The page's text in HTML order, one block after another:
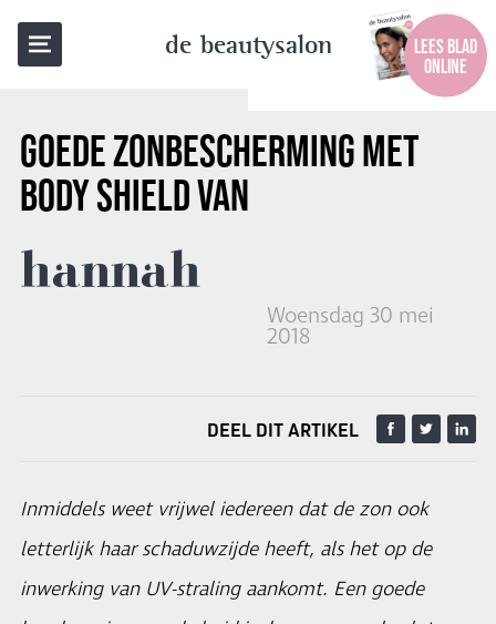
de beautysalon
LEES BLAD
ONLINE
GOEDE ZONBESCHERMING MET
BODY SHIELD VAN
hannah
Woensdag 30 mei
2018
TERUG NAAR OVERZICHT
DEEL DIT ARTIKEL
Inmiddels weet vrijwel iedereen dat de zon ook
letterlijk haar schaduwzijde heeft, als het op de
inwerking van UV-straling aankomt. Een goede